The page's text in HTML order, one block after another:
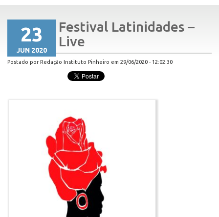
23
JUN 2020
Festival Latinidades –
Live
Postado por Redação Instituto Pinheiro em 29/06/2020 - 12:02:30